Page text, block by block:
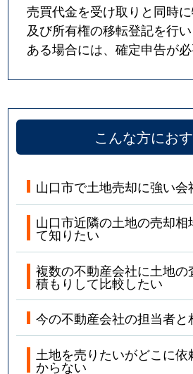
売買代金を受け取りと同時
及び所有権の移転登記を行
ある場合には、確定申告が必
こんな方にお
山口市で土地売却に強い会
山口市近隣の土地の売却
て知りたい
複数の不動産会社に土地の
積もりして比較したい
今の不動産会社の担当者と
土地を売りたいがどこに
からない